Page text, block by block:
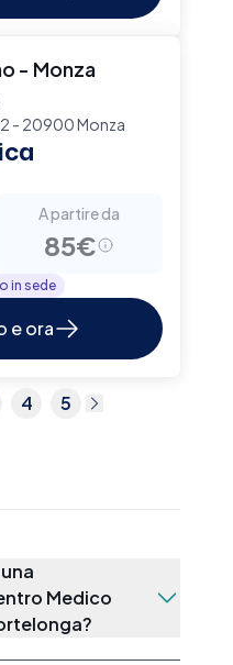
- Monza
- 20900 Monza
A partire da
85€
in sede
e ora
4 5
Medico